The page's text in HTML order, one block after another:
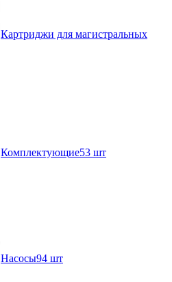
Картриджи для магистральных
Комплектующие53 шт
Насосы94 шт